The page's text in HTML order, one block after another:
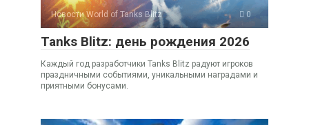
Новости World of Tanks Blitz 0
Tanks Blitz: день рождения 2026
Каждый год разработчики Tanks Blitz радуют игроков
праздничными событиями, уникальными наградами и
приятными бонусами.